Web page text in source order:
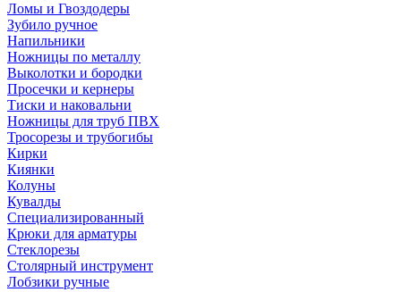
Ломы и Гвоздодеры
Зубило ручное
Напильники
Ножницы по металлу
Выколотки и бородки
Просечки и кернеры
Тиски и наковальни
Ножницы для труб ПВХ
Тросорезы и трубогибы
Кирки
Киянки
Колуны
Кувалды
Специализированный
Крюки для арматуры
Стеклорезы
Столярный инструмент
Лобзики ручные